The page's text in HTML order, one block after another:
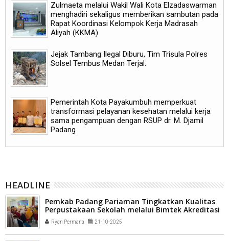
Zulmaeta melalui Wakil Wali Kota Elzadaswarman
menghadiri sekaligus memberikan sambutan pada
Rapat Koordinasi Kelompok Kerja Madrasah
Aliyah (KKMA)
Jejak Tambang Ilegal Diburu, Tim Trisula Polres
Solsel Tembus Medan Terjal.
Pemerintah Kota Payakumbuh memperkuat
transformasi pelayanan kesehatan melalui kerja
sama pengampuan dengan RSUP dr. M. Djamil
Padang
HEADLINE
Pemkab Padang Pariaman Tingkatkan Kualitas
Perpustakaan Sekolah melalui Bimtek Akreditasi
Ryan Permana 21-10-2025